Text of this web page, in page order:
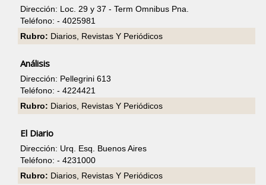
Dirección: Loc. 29 y 37 - Term Omnibus Pna.
Teléfono: - 4025981
Rubro: Diarios, Revistas Y Periódicos
Análisis
Dirección: Pellegrini 613
Teléfono: - 4224421
Rubro: Diarios, Revistas Y Periódicos
El Diario
Dirección: Urq. Esq. Buenos Aires
Teléfono: - 4231000
Rubro: Diarios, Revistas Y Periódicos